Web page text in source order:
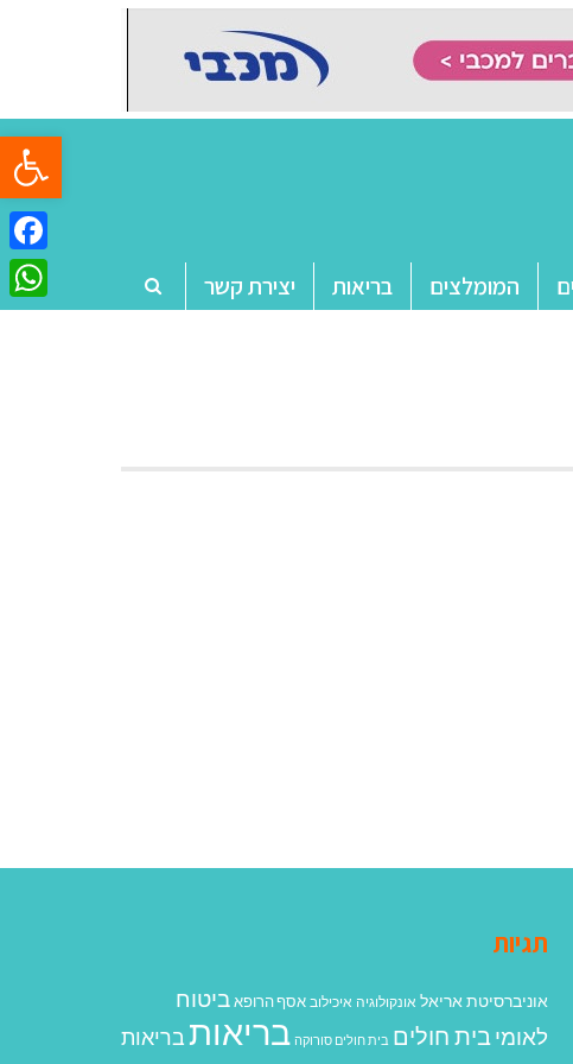
פתח
המומלצים בריאות יצירת קשר
תגיות
אוניברסיטת אריאל אונקולוגיה איכילוב אסף הרופא ביטוח
לאומיבית חולים בית חולים סורוקה בריאותבריאות